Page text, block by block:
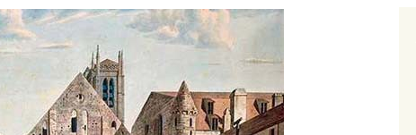
Baronnie de Saint-Verain
Comté d’Auxerre
Comté de Gien